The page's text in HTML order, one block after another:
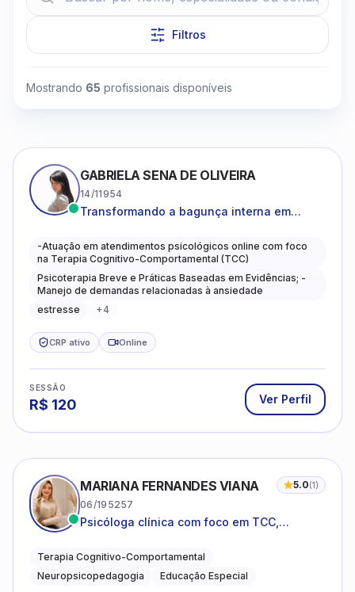
Filtros
Mostrando 65 profissionais disponíveis
GABRIELA SENA DE OLIVEIRA
14/11954
Transformando a bagunça interna em
caminhos mais gentis para se viver.
-Atuação em atendimentos psicológicos online com foco
na Terapia Cognitivo-Comportamental (TCC)
Psicoterapia Breve e Práticas Baseadas em Evidências; -
Manejo de demandas relacionadas à ansiedade
estresse
+4
CRP ativo Online
SESSÃO
R$ 120 Ver Perfil
MARIANA FERNANDES VIANA 5.0(1)
06/195257
Psicóloga clínica com foco em TCC,
do neurodesenvolvimento.
Terapia Cognitivo-Comportamental
Neuropsicopedagogia
Educação Especial